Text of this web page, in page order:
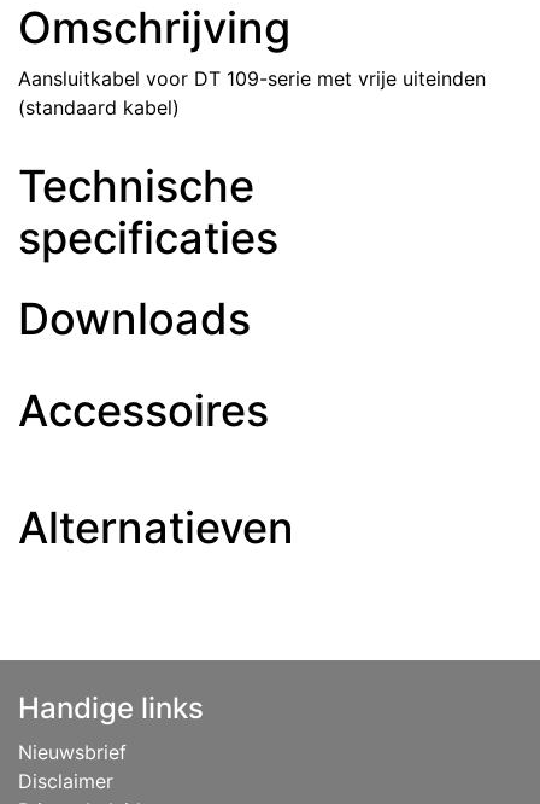
Omschrijving
Aansluitkabel voor DT 109-serie met vrije uiteinden
(standaard kabel)
Technische
specificaties
Downloads
Accessoires
Alternatieven
Handige links
Nieuwsbrief
Disclaimer